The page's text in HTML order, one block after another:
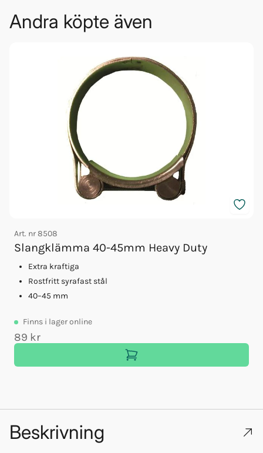
Andra köpte även
Art. nr8508
Slangklämma 40-45mm Heavy Duty
Extra kraftiga
Rostfritt syrafast stål
40–45 mm
Finns i lager online
89 kr
Beskrivning